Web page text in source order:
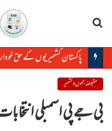
پاکستان کشمیریوں کے حق
مقبوضہ جموں و کشمیر
بی جے پی اسمبلی